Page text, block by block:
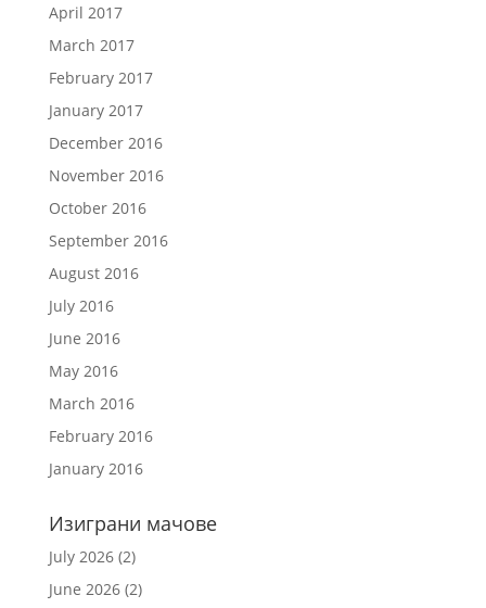
April 2017
March 2017
February 2017
January 2017
December 2016
November 2016
October 2016
September 2016
August 2016
July 2016
June 2016
May 2016
March 2016
February 2016
January 2016
Изиграни мачове
July 2026(2)
June 2026(2)